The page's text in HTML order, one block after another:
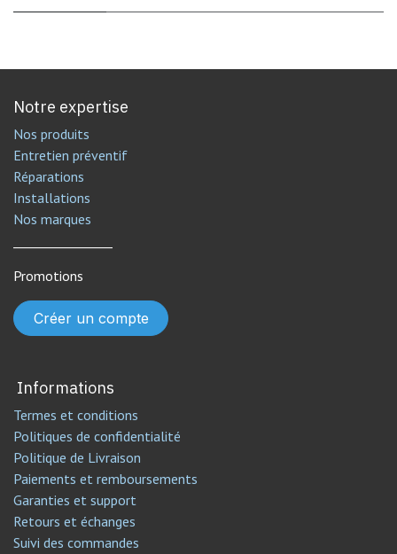
Notre expertise
Nos produits
Entretien préventif
Réparations
Installations
Nos marques
Promotions
Créer un compte
Informations
Termes et conditions
Politiques de confidentialité
Politique de Livraison
Paiements et remboursements
Garanties et support
Retours et échanges
Suivi des commandes